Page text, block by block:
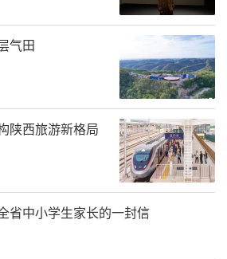
生产，再到驻站保障，捷通
精益求精的“工匠精神”，
进行，为西安地铁8号线的建
区在轨道交通领域深厚底蕴
开区，还汇聚了多家轨道交
的重要企业，中车永济电机
交通，不断优化业务布局。
气田
西旅游新格局
省中小学生家长的一封信